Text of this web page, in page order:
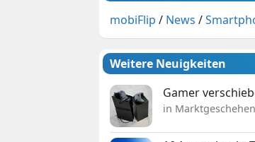
mobiFlip / News /
Weitere Neuigkeiten
Gamer
in Marktgeschehen